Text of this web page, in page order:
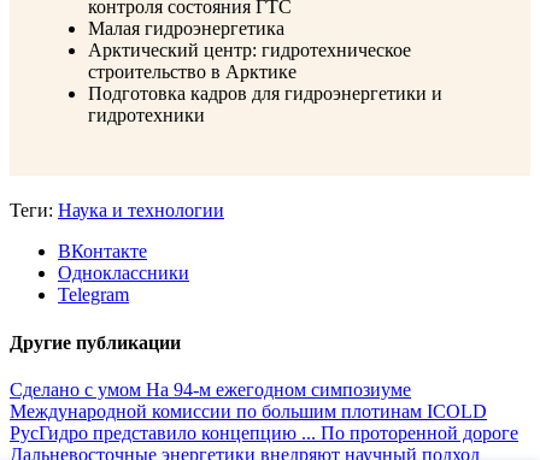
контроля состояния ГТС
Малая гидроэнергетика
Арктический центр: гидротехническое
строительство в Арктике
Подготовка кадров для гидроэнергетики и
гидротехники
Теги: Наука и технологии
ВКонтакте
Одноклассники
Telegram
Другие публикации
Сделано с умом На 94-м ежегодном симпозиуме
Международной комиссии по большим плотинам ICOLD
РусГидро представило концепцию ... По проторенной дороге
Дальневосточные энергетики внедряют научный подход